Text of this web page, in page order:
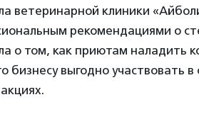
ветеринарной клиники
рекомендациями о
о том, как приютам наладить
бизнесу выгодно участвовать